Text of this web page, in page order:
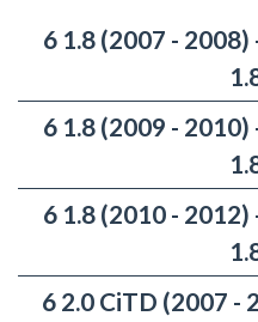
6 1.8 (2007 -
6 1.8 (2009 -
6 1.8 (2010 -
6 2.0 CiTD (2007 -